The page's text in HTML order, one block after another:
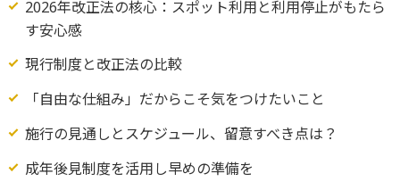
2026年改正法の核心：スポット利用と利用停止がもたら
す安心感
現行制度と改正法の比較
「自由な仕組み」だからこそ気をつけたいこと
施行の見通しとスケジュール、留意すべき点は？
成年後見制度を活用し早めの準備を